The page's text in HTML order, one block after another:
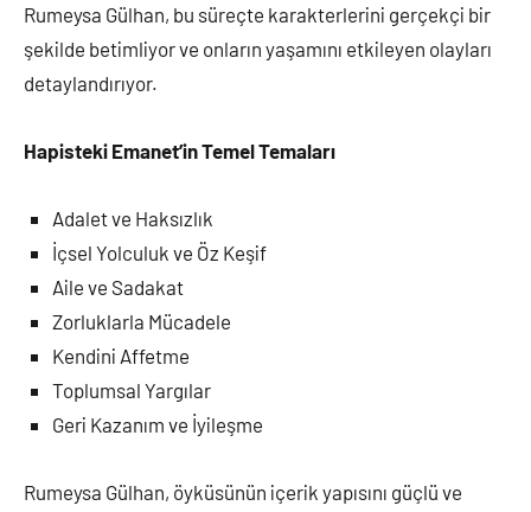
Rumeysa Gülhan, bu süreçte karakterlerini gerçekçi bir
şekilde betimliyor ve onların yaşamını etkileyen olayları
detaylandırıyor.
Hapisteki Emanet’in Temel Temaları
Adalet ve Haksızlık
İçsel Yolculuk ve Öz Keşif
Aile ve Sadakat
Zorluklarla Mücadele
Kendini Affetme
Toplumsal Yargılar
Geri Kazanım ve İyileşme
Rumeysa Gülhan, öyküsünün içerik yapısını güçlü ve